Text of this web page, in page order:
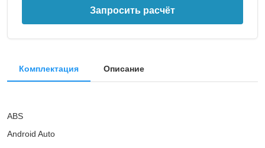
Запросить расчёт
Комплектация Описание
ABS
Android Auto